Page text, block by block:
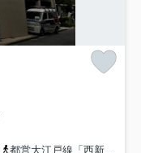
都営大江戸線「西新宿五丁目」駅 徒歩10分